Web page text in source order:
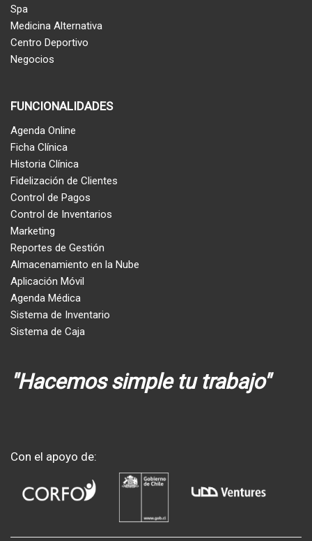
Spa
Medicina Alternativa
Centro Deportivo
Negocios
FUNCIONALIDADES
Agenda Online
Ficha Clínica
Historia Clínica
Fidelización de Clientes
Control de Pagos
Control de Inventarios
Marketing
Reportes de Gestión
Almacenamiento en la Nube
Aplicación Móvil
Agenda Médica
Sistema de Inventario
Sistema de Caja
"Hacemos simple tu trabajo"
Con el apoyo de: